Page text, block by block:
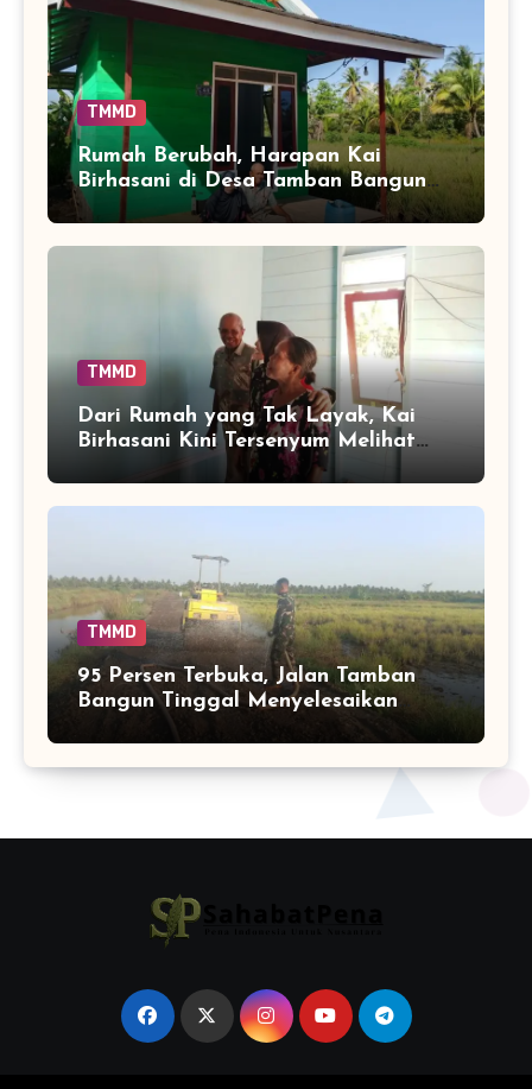
TMMD
Rumah Berubah, Harapan Kai
Birhasani di Desa Tamban Bangun
Ikut Tumbuh
TMMD
Dari Rumah yang Tak Layak, Kai
Birhasani Kini Tersenyum Melihat
Tempat Tinggalnya Berubah
TMMD
95 Persen Terbuka, Jalan Tamban
Bangun Tinggal Menyelesaikan
Ujung Pekerjaan